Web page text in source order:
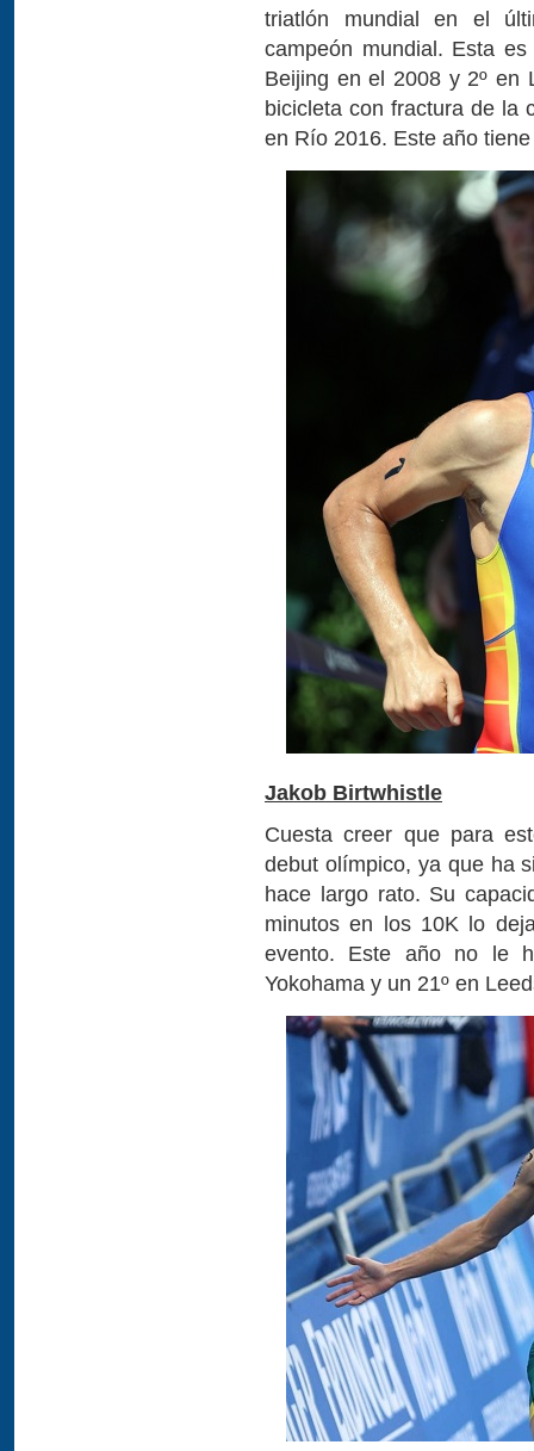
triatlón mundial en el
campeón mundial. Esta
Beijing en el 2008 y 2º en
bicicleta con fractura de la
en Río 2016. Este año
Jakob Birtwhistle
Cuesta creer que para
debut olímpico, ya que ha
hace largo rato. Su
minutos en los 10K lo
evento. Este año no le
Yokohama y un 21º en